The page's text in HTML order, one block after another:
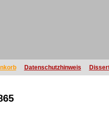
Datenschutzhinweis